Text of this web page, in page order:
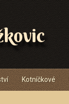
Kotníčkové